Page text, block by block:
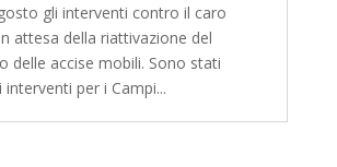
gli interventi contro il caro
attesa della riattivazione del
delle accise mobili. Sono stati
per i Campi...